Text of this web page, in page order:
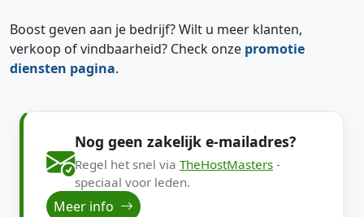
Boost geven aan je bedrijf? Wilt u meer klanten,
verkoop of vindbaarheid? Check onze promotie
diensten pagina.
Nog geen zakelijk e-mailadres?
Regel het snel via TheHostMasters -
speciaal voor leden.
Meer info